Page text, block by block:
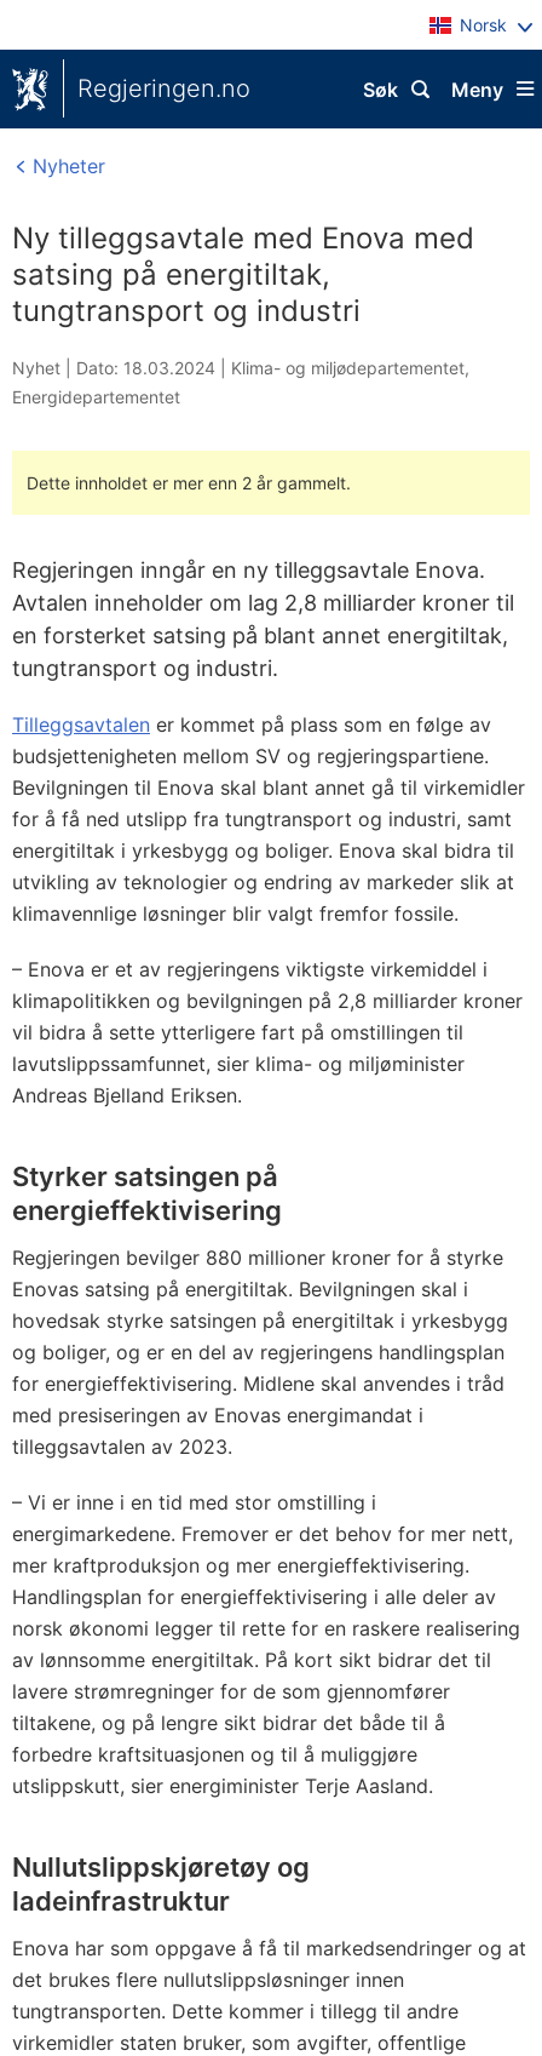
Norsk
Regjeringen.no Meny
Søk
Nyheter
Ny tilleggsavtale med Enova med
satsing på energitiltak,
tungtransport og industri
Nyhet | Dato: 18.03.2024 Klima- og miljødepartementet,
Energidepartementet
Dette innholdet er mer enn 2 år gammelt.
Regjeringen inngår en ny tilleggsavtale Enova.
Avtalen inneholder om lag 2,8 milliarder kroner til
en forsterket satsing på blant annet energitiltak,
tungtransport og industri.
Tilleggsavtalen er kommet på plass som en følge av
budsjettenigheten mellom SV og regjeringspartiene.
Bevilgningen til Enova skal blant annet gå til virkemidler
for å få ned utslipp fra tungtransport og industri, samt
energitiltak i yrkesbygg og boliger. Enova skal bidra til
utvikling av teknologier og endring av markeder slik at
klimavennlige løsninger blir valgt fremfor fossile.
– Enova er et av regjeringens viktigste virkemiddel i
klimapolitikken og bevilgningen på 2,8 milliarder kroner
vil bidra å sette ytterligere fart på omstillingen til
lavutslippssamfunnet, sier klima- og miljøminister
Andreas Bjelland Eriksen.
Styrker satsingen på
energieffektivisering
Regjeringen bevilger 880 millioner kroner for å styrke
Enovas satsing på energitiltak. Bevilgningen skal i
hovedsak styrke satsingen på energitiltak i yrkesbygg
og boliger, og er en del av regjeringens handlingsplan
for energieffektivisering. Midlene skal anvendes i tråd
med presiseringen av Enovas energimandat i
tilleggsavtalen av 2023.
– Vi er inne i en tid med stor omstilling i
energimarkedene. Fremover er det behov for mer nett,
mer kraftproduksjon og mer energieffektivisering.
Handlingsplan for energieffektivisering i alle deler av
norsk økonomi legger til rette for en raskere realisering
av lønnsomme energitiltak. På kort sikt bidrar det til
lavere strømregninger for de som gjennomfører
tiltakene, og på lengre sikt bidrar det både til å
forbedre kraftsituasjonen og til å muliggjøre
utslippskutt, sier energiminister Terje Aasland.
Nullutslippskjøretøy og
ladeinfrastruktur
Enova har som oppgave å få til markedsendringer og at
det brukes flere nullutslippsløsninger innen
tungtransporten. Dette kommer i tillegg til andre
virkemidler staten bruker, som avgifter, offentlige